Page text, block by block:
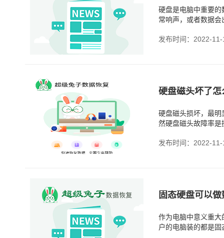
硬盘是电脑中重要
常响声，或者数据
发布时间：2022-11-
硬盘磁头坏了
硬盘磁头损坏，最明
然硬盘磁头故障率
发布时间：2022-11-
固态硬盘可以
作为电脑中意义重
户的电脑装的都是